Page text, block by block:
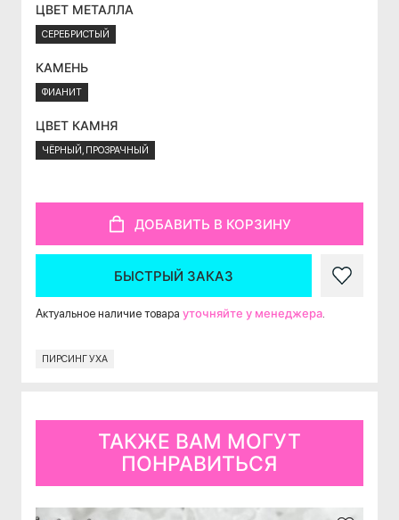
ЦВЕТ МЕТАЛЛА
СЕРЕБРИСТЫЙ
КАМЕНЬ
ФИАНИТ
ЦВЕТ КАМНЯ
ЧЁРНЫЙ, ПРОЗРАЧНЫЙ
ДОБАВИТЬ В КОРЗИНУ
БЫСТРЫЙ ЗАКАЗ
Актуальное наличие товара уточняйте у менеджера.
ПИРСИНГ УХА
ТАКЖЕ ВАМ МОГУТ
ПОНРАВИТЬСЯ